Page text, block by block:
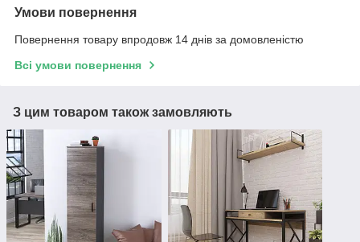
Умови повернення
Повернення товару впродовж 14 днів за домовленістю
Всі умови повернення
З цим товаром також замовляють